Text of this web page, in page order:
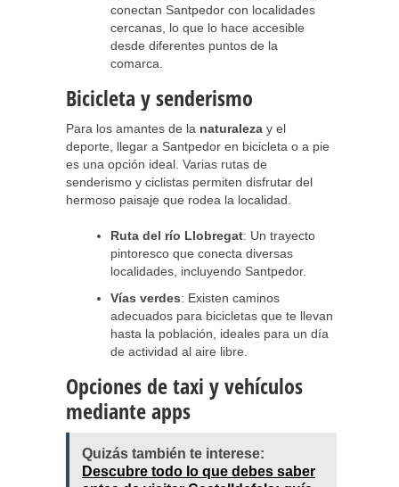
conectan Santpedor con localidades
cercanas, lo que lo hace accesible
desde diferentes puntos de la
comarca.
Bicicleta y senderismo
Para los amantes de la naturaleza y el
deporte, llegar a Santpedor en bicicleta o a pie
es una opción ideal. Varias rutas de
senderismo y ciclistas permiten disfrutar del
hermoso paisaje que rodea la localidad.
Ruta del río Llobregat: Un trayecto
pintoresco que conecta diversas
localidades, incluyendo Santpedor.
Vías verdes: Existen caminos
adecuados para bicicletas que te llevan
hasta la población, ideales para un día
de actividad al aire libre.
Opciones de taxi y vehículos
mediante apps
Quizás también te interese:
Descubre todo lo que debes saber